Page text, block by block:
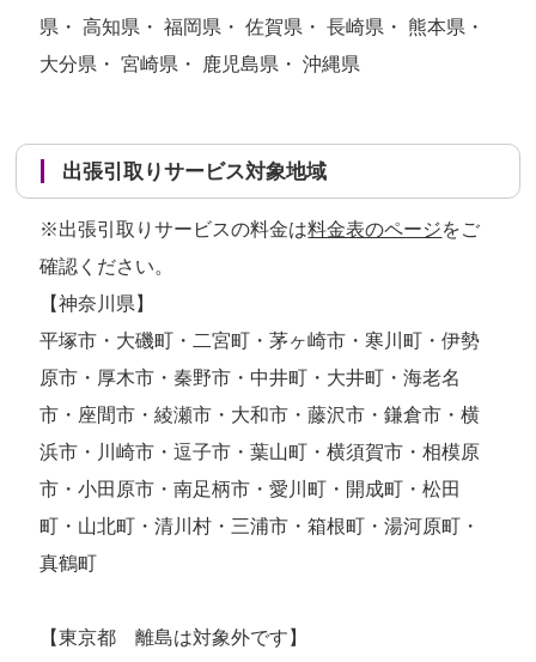
県・ 高知県・ 福岡県・ 佐賀県・ 長崎県・ 熊本県・
大分県・ 宮崎県・ 鹿児島県・ 沖縄県
出張引取りサービス対象地域
※出張引取りサービスの料金は料金表のページをご
確認ください。
【神奈川県】
平塚市・大磯町・二宮町・茅ヶ崎市・寒川町・伊勢
原市・厚木市・秦野市・中井町・大井町・海老名
市・座間市・綾瀬市・大和市・藤沢市・鎌倉市・横
浜市・川崎市・逗子市・葉山町・横須賀市・相模原
市・小田原市・南足柄市・愛川町・開成町・松田
町・山北町・清川村・三浦市・箱根町・湯河原町・
真鶴町
【東京都 離島は対象外です】